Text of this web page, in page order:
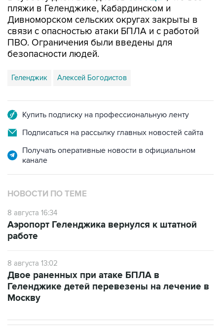
пляжи в Геленджике, Кабардинском и
Дивноморском сельских округах закрыты в
связи с опасностью атаки БПЛА и с работой
ПВО. Ограничения были введены для
безопасности людей.
Геленджик Алексей Богодистов
Купить подписку на профессиональную ленту
Подписаться на рассылку главных новостей сайта
Получать оперативные новости в официальном
канале
НОВОСТИ ПО ТЕМЕ
8 августа 16:34
Аэропорт Геленджика вернулся к штатной
работе
8 августа 13:02
Двое раненных при атаке БПЛА в
Геленджике детей перевезены на лечение в
Москву